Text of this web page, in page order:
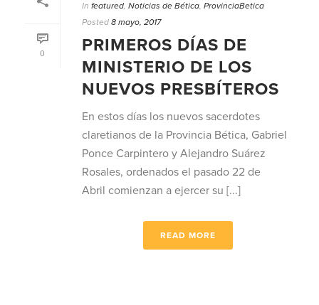
0
In featured, Noticias de Bética, ProvinciaBetica
Posted 8 mayo, 2017
PRIMEROS DÍAS DE
MINISTERIO DE LOS
NUEVOS PRESBÍTEROS
En estos días los nuevos sacerdotes
claretianos de la Provincia Bética, Gabriel
Ponce Carpintero y Alejandro Suárez
Rosales, ordenados el pasado 22 de
Abril comienzan a ejercer su [...]
READ MORE